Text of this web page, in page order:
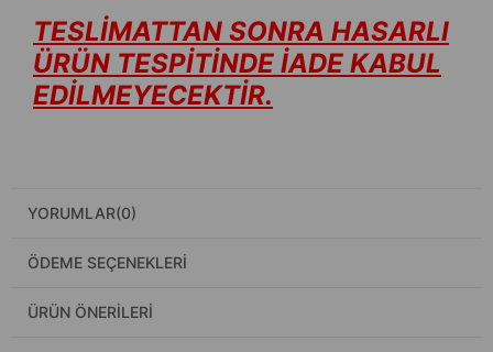
TESLİMATTAN SONRA HASARLI
ÜRÜN TESPİTİNDE İADE KABUL
EDİLMEYECEKTİR.
YORUMLAR(0)
ÖDEME SEÇENEKLERI
ÜRÜN ÖNERILERI